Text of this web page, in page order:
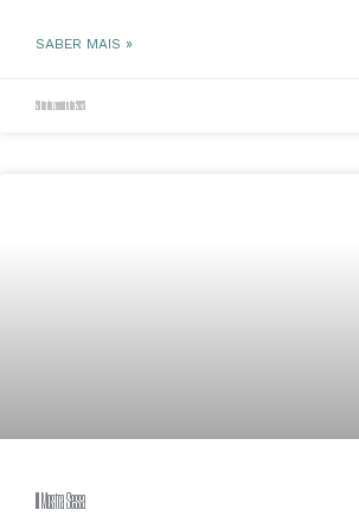
SABER MAIS »
20 de dezembro de 2023
III Mostra Sessa